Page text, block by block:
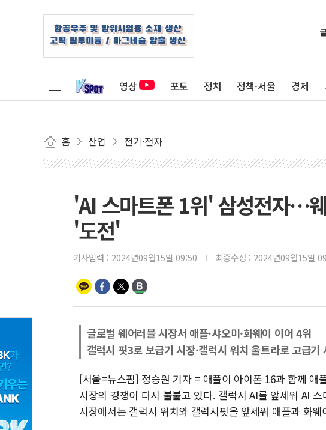
영상 포토 정치 정책·서울 경제
홈 산업 전기·전자
'AI 스마트폰 1위' 삼성전자…
'도전'
기사입력 : 2024년09월15일 09:50 최종수정 : 2024년09월15일
글로벌 웨어러블 시장서 애플·샤오미·화웨이 이어 4위
갤럭시 핏3로 보급기 시장·갤럭시 워치 울트라로 고급기
[서울=뉴스핌] 정승원 기자 = 애플이 아이폰 16과 함께 애
시장의 경쟁이 다시 불붙고 있다. 갤럭시 AI를 앞세워 AI
시장에서는 갤럭시 워치와 갤럭시핏을 앞세워 애플과 화